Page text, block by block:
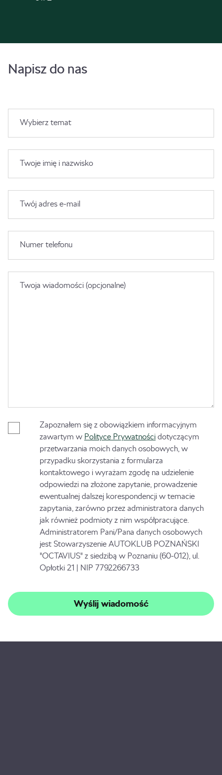
Napisz do nas
Wybierz temat
Twoje imię i nazwisko
Twój adres e-mail
Numer telefonu
Twoja wiadomości (opcjonalne)
Zapoznałem się z obowiązkiem informacyjnym
zawartym w Polityce Prywatności dotyczącym
przetwarzania moich danych osobowych, w
przypadku skorzystania z formularza
kontaktowego i wyrażam zgodę na udzielenie
odpowiedzi na złożone zapytanie, prowadzenie
ewentualnej dalszej korespondencji w temacie
zapytania, zarówno przez administratora danych
jak również podmioty z nim współpracujące.
Administratorem Pani/Pana danych osobowych
jest Stowarzyszenie AUTOKLUB POZNAŃSKI
"OCTAVIUS" z siedzibą w Poznaniu (60-012), ul.
Opłotki 21 | NIP 7792266733